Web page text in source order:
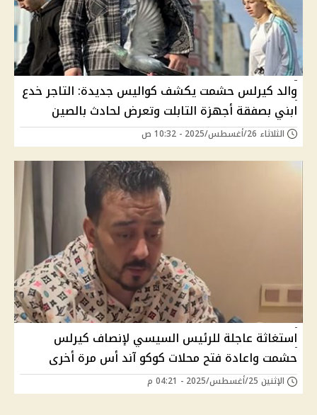
والد كيرلس حشمت يكشف كواليس جديدة: التاجر خدع
ابني بصفقة أجهزة التابلت وتعرض لحادث بالصين
الثلاثاء 26/أغسطس/2025 - 10:32 ص
استغاثة عاجلة للرئيس السيسي لإنصاف كيرلس
حشمت واعادة فتح محلات كوكو آند أس مرة أخرى
الإثنين 25/أغسطس/2025 - 04:21 م